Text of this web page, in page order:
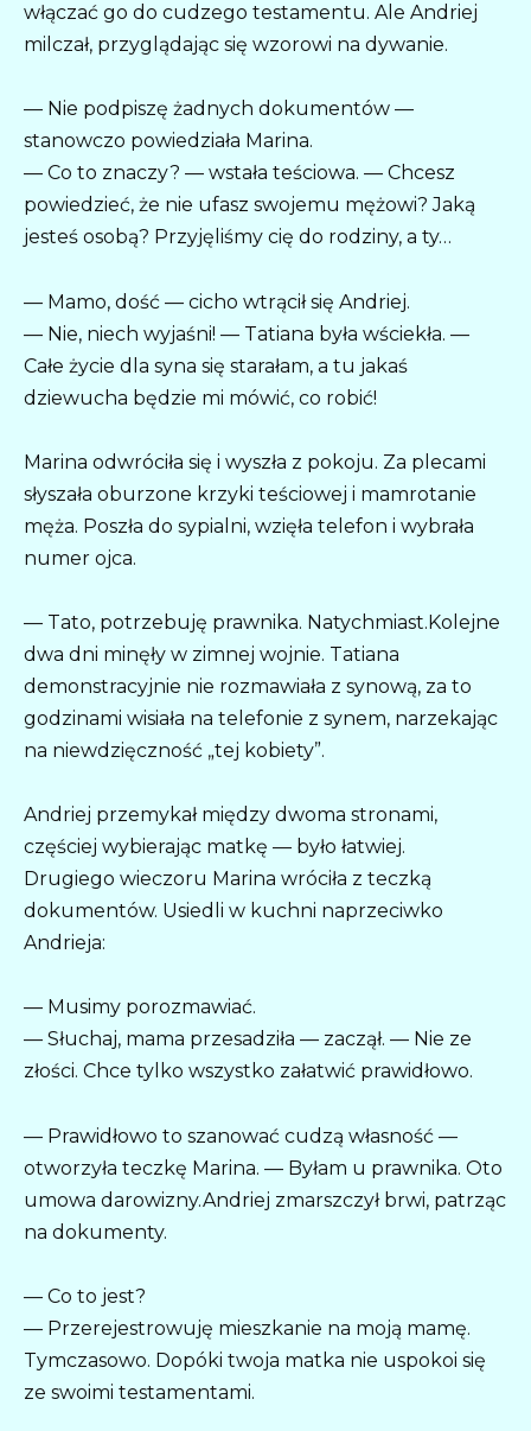
włączać go do cudzego testamentu. Ale Andriej
milczał, przyglądając się wzorowi na dywanie.
— Nie podpiszę żadnych dokumentów —
stanowczo powiedziała Marina.
— Co to znaczy? — wstała teściowa. — Chcesz
powiedzieć, że nie ufasz swojemu mężowi? Jaką
jesteś osobą? Przyjęliśmy cię do rodziny, a ty…
— Mamo, dość — cicho wtrącił się Andriej.
— Nie, niech wyjaśni! — Tatiana była wściekła. —
Całe życie dla syna się starałam, a tu jakaś
dziewucha będzie mi mówić, co robić!
Marina odwróciła się i wyszła z pokoju. Za plecami
słyszała oburzone krzyki teściowej i mamrotanie
męża. Poszła do sypialni, wzięła telefon i wybrała
numer ojca.
— Tato, potrzebuję prawnika. Natychmiast.Kolejne
dwa dni minęły w zimnej wojnie. Tatiana
demonstracyjnie nie rozmawiała z synową, za to
godzinami wisiała na telefonie z synem, narzekając
na niewdzięczność „tej kobiety”.
Andriej przemykał między dwoma stronami,
częściej wybierając matkę — było łatwiej.
Drugiego wieczoru Marina wróciła z teczką
dokumentów. Usiedli w kuchni naprzeciwko
Andrieja:
— Musimy porozmawiać.
— Słuchaj, mama przesadziła — zaczął. — Nie ze
złości. Chce tylko wszystko załatwić prawidłowo.
— Prawidłowo to szanować cudzą własność —
otworzyła teczkę Marina. — Byłam u prawnika. Oto
umowa darowizny.Andriej zmarszczył brwi, patrząc
na dokumenty.
— Co to jest?
— Przerejestrowuję mieszkanie na moją mamę.
Tymczasowo. Dopóki twoja matka nie uspokoi się
ze swoimi testamentami.